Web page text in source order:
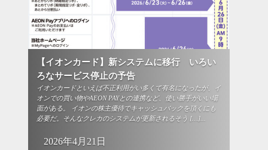
【イオンカード】新システムに移行 いろい
ろなサービス停止の予告
イオンカードといえば不正利用がい多くて有名になったが、イ
オンでの買い物やAEON PAYとの連携など、使い勝手がいい場
面がある。 イオンの株主優待でキャッシュバックを頂くにも
必要だ。そんなクレカのシステムが更新されるそう […]...
2026年4月21日